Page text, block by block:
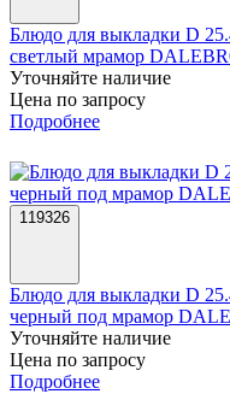
Блюдо для выкладки D
светлый мрамор
Уточняйте наличие
Цена по запросу
Подробнее
119326
Блюдо для выкладки D
черный под мрамор
Уточняйте наличие
Цена по запросу
Подробнее